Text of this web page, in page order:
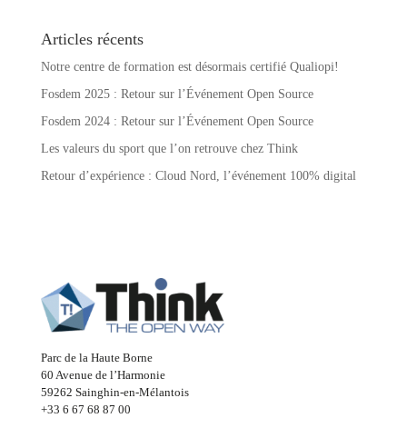
Articles récents
Notre centre de formation est désormais certifié Qualiopi!
Fosdem 2025 : Retour sur l’Événement Open Source
Fosdem 2024 : Retour sur l’Événement Open Source
Les valeurs du sport que l’on retrouve chez Think
Retour d’expérience : Cloud Nord, l’événement 100% digital
Parc de la Haute Borne
60 Avenue de l’Harmonie
59262 Sainghin-en-Mélantois
+33 6 67 68 87 00